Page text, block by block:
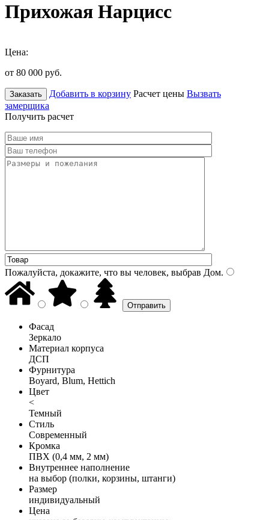
Прихожая Нарцисс
Цена:
от 80 000 руб.
Заказать Добавить в корзину Расчет цены Вызвать
замерщика
Получить расчет
Пожалуйста, докажите, что вы человек, выбрав Дом.
Фасад
Зеркало
Материал корпуса
ДСП
Фурнитура
Boyard, Blum, Hettich
Цвет
<
Темный
Стиль
Современный
Кромка
ПВХ (0,4 мм, 2 мм)
Внутреннее наполнение
на выбор (полки, корзины, штанги)
Размер
индивидуальный
Цена